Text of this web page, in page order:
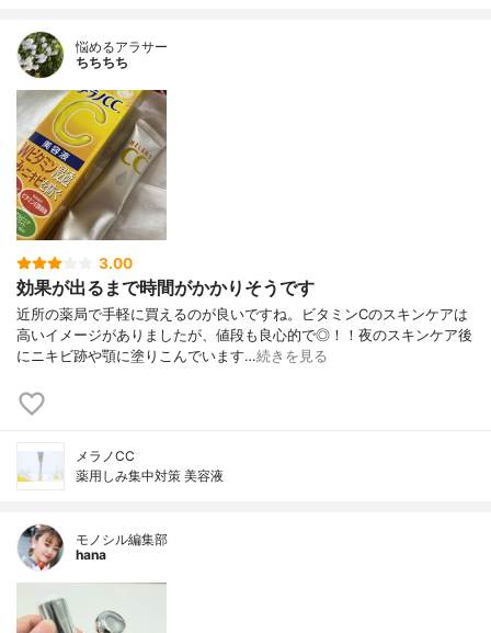
悩めるアラサー
ちちちち
3.00
効果が出るまで時間がかかりそうです
近所の薬局で手軽に買えるのが良いですね。ビタミンCのスキンケアは
高いイメージがありましたが、値段も良心的で◎！！夜のスキンケア後
にニキビ跡や顎に塗りこんでいます…続きを見る
メラノCC
薬用しみ集中対策 美容液
モノシル編集部
hana